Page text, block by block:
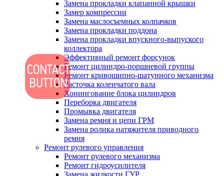
Замена прокладки клапанной крышки
Замер компрессии
Замена маслосъемных колпачков
Замена прокладки поддона
Замена прокладки впускного-выпуского
коллектора
Эффективный ремонт форсунок
Ремонт цилиндро-поршневой группы
Ремонт кривошипно-шатунного механизма
Расточка коленчатого вала
Хонингование блока цилиндров
Переборка двигателя
Промывка двигателя
Замена ремня и цепи ГРМ
Замена ролика натяжителя приводного
ремня
Ремонт рулевого управления
Ремонт рулевого механизма
Ремонт гидроусилителя
Замена жидкости ГУР